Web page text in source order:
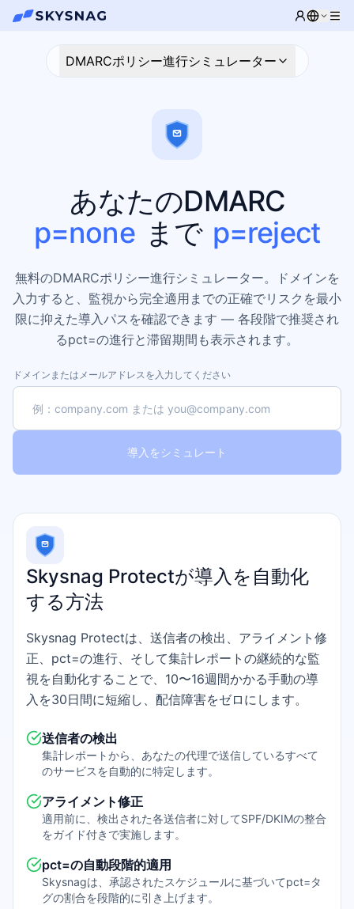
DMARCポリシー進行シミュレーター
あなたのDMARC
p=none まで p=reject
無料のDMARCポリシー進行シミュレーター。ドメインを
入力すると、監視から完全適用までの正確でリスクを最小
限に抑えた導入パスを確認できます — 各段階で推奨され
るpct=の進行と滞留期間も表示されます。
ドメインまたはメールアドレスを入力してください
導入をシミュレート
Skysnag Protectが導入を自動化
する方法
Skysnag Protectは、送信者の検出、アライメント修
正、pct=の進行、そして集計レポートの継続的な監
視を自動化することで、10〜16週間かかる手動の導
入を30日間に短縮し、配信障害をゼロにします。
送信者の検出
集計レポートから、あなたの代理で送信しているすべて
のサービスを自動的に特定します。
アライメント修正
適用前に、検出された各送信者に対してSPF/DKIMの整合
をガイド付きで実施します。
pct=の自動段階的適用
Skysnagは、承認されたスケジュールに基づいてpct=タ
グの割合を段階的に引き上げます。